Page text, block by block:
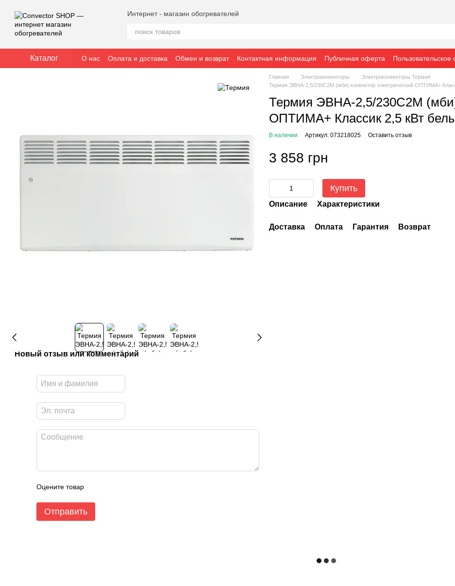
Интернет - магазин обогревателей
Каталог О нас Оплата и доставка Обмен и возврат Контактная информация Публичная оферта Пользовательское
Новый отзыв или комментарий
Оцените товар
Отправить
Главная Электроконвекторы
Электроконвекторы Термия
Термия ЭВНА-2,5/230С2М (мби) конвектор электрический ОПТИМА+
Термия ЭВНА-2,5/230С2М (мби)
ОПТИМА+ Классик 2,5 кВт
В наличии Артикул: 073218025 Оставить отзыв
3 858 грн
Купить
Описание Характеристики
Доставка Оплата Гарантия Возврат